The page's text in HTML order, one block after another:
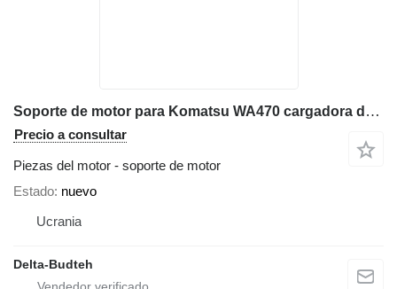
Soporte de motor para Komatsu WA470 cargadora de ruedas
Precio a consultar
Piezas del motor - soporte de motor
Estado nuevo
Ucrania
Delta-Budteh